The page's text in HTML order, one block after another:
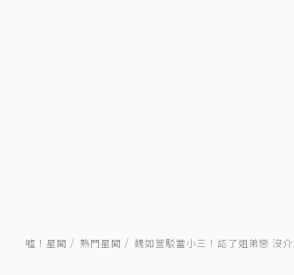
噓！星聞 熱門星聞 魏如萱駁當小三！認了姐弟戀 沒